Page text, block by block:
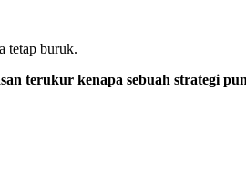
tetap buruk.
terukur kenapa sebuah strategi